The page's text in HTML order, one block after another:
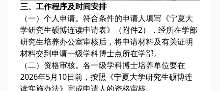
三、工作程序及时间安排
（一）个人申请。符合条件的申请人填写《宁夏大
学研究生硕博连读申请表》（附件2），经所在学部
研究生培养办公室审核后，将申请材料及有关证明
材料交到申请一级学科博士点所在学部。
（二）资格审核。各一级学科博士培养单位要在
2026年5月10日前，按照《宁夏大学研究生硕博连
读实施办法》完成申请人的资格审核。